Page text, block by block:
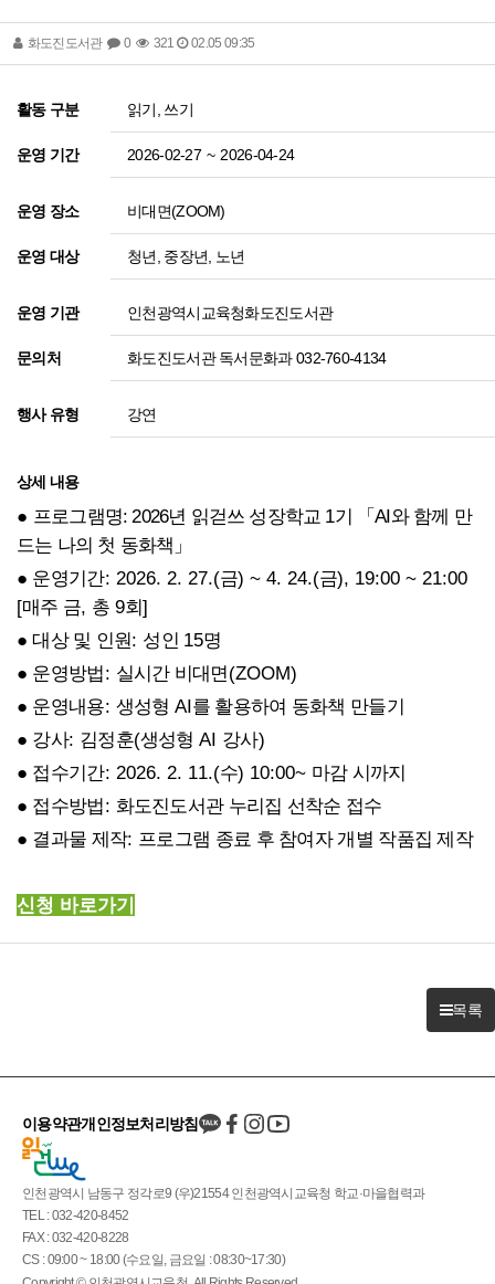
화도진도서관 0 321 02.05 09:35
활동 구분 읽기, 쓰기
운영 기간 2026-02-27 ~ 2026-04-24
운영 장소 비대면(ZOOM)
운영 대상 청년, 중장년, 노년
운영 기관 인천광역시교육청화도진도서관
문의처 화도진도서관 독서문화과 032-760-4134
행사 유형 강연
상세 내용
● 프로그램명: 2026년 읽걷쓰 성장학교 1기 「AI와 함께 만
드는 나의 첫 동화책 」
● 운영기간: 2026. 2. 27.(금) ~ 4. 24.(금), 19:00 ~ 21:00
[매주 금, 총 9회]
● 대상 및 인원: 성인 15명
● 운영방법: 실시간 비대면(ZOOM)
● 운영내용: 생성형 AI를 활용하여 동화책 만들기
● 강사: 김정훈(생성형AI 강사)
● 접수기간: 2026. 2. 11.(수) 10:00~ 마감 시까지
● 접수방법: 화도진도서관 누리집 선착순 접수
● 결과물 제작: 프로그램 종료 후 참여자 개별 작품집 제작
신청 바로가기
목록
인천광역시 남동구 정각로9 (우)21554 인천광역시교육청 학교·마을협력과
TEL : 032-420-8452
FAX : 032-420-8228
CS : 09:00 ~ 18:00 (수요일, 금요일 : 08:30~17:30)
이용약관개인정보처리방침